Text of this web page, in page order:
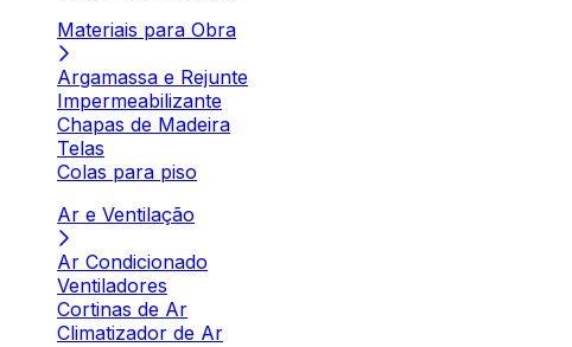
Materiais para Obra
Argamassa e Rejunte
Impermeabilizante
Chapas de Madeira
Telas
Colas para piso
Ar e Ventilação
Ar Condicionado
Ventiladores
Cortinas de Ar
Climatizador de Ar